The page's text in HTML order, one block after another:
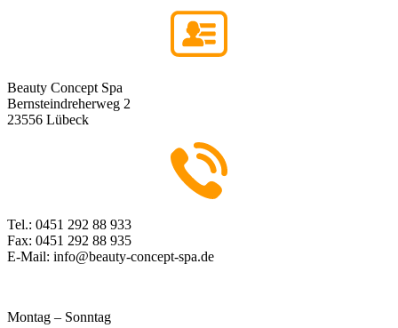
Beauty Concept Spa
Bernsteindreherweg 2
23556 Lübeck
Tel.: 0451 292 88 933
Fax: 0451 292 88 935
E-Mail: info@beauty-concept-spa.de
Montag – Sonntag